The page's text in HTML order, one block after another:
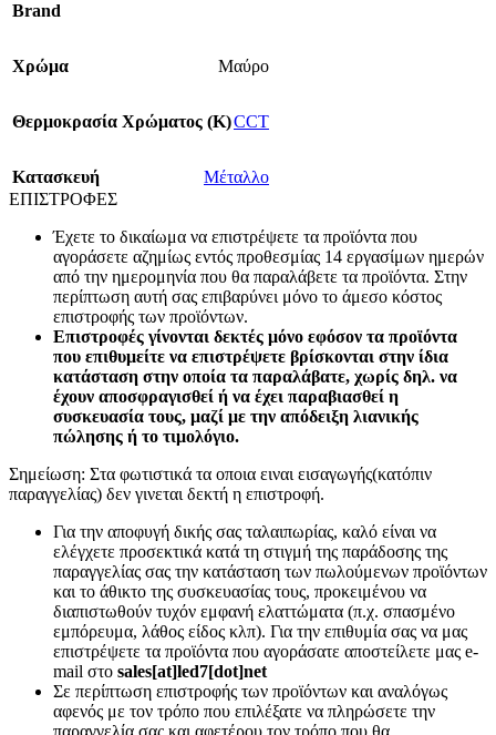
Brand
Χρώμα Μαύρο
Θερμοκρασία Χρώματος (Κ)CCT
Κατασκευή
Μέταλλο
ΕΠΙΣΤΡΟΦΕΣ
Έχετε το δικαίωμα να επιστρέψετε τα προϊόντα που
αγοράσετε αζημίως εντός προθεσμίας 14 εργασίμων ημερών
από την ημερομηνία που θα παραλάβετε τα προϊόντα. Στην
περίπτωση αυτή σας επιβαρύνει μόνο το άμεσο κόστος
επιστροφής των προϊόντων.
Επιστροφές γίνονται δεκτές μόνο εφόσον τα προϊόντα
που επιθυμείτε να επιστρέψετε βρίσκονται στην ίδια
κατάσταση στην οποία τα παραλάβατε, χωρίς δηλ. να
έχουν αποσφραγισθεί ή να έχει παραβιασθεί η
συσκευασία τους, μαζί με την απόδειξη λιανικής
πώλησης ή το τιμολόγιο.
Σημείωση: Στα φωτιστικά τα οποια ειναι εισαγωγής(κατόπιν
παραγγελίας) δεν γινεται δεκτή η επιστροφή.
Για την αποφυγή δικής σας ταλαιπωρίας, καλό είναι να
ελέγχετε προσεκτικά κατά τη στιγμή της παράδοσης της
παραγγελίας σας την κατάσταση των πωλούμενων προϊόντων
και το άθικτο της συσκευασίας τους, προκειμένου να
διαπιστωθούν τυχόν εμφανή ελαττώματα (π.χ. σπασμένο
εμπόρευμα, λάθος είδος κλπ). Για την επιθυμία σας να μας
επιστρέψετε τα προϊόντα που αγοράσατε αποστείλετε μας e-
mail στο sales[at]led7[dot]net
Σε περίπτωση επιστροφής των προϊόντων και αναλόγως
αφενός με τον τρόπο που επιλέξατε να πληρώσετε την